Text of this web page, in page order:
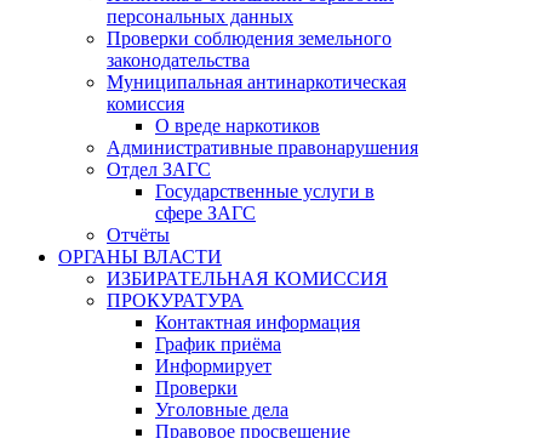
персональных данных
Проверки соблюдения земельного
законодательства
Муниципальная антинаркотическая
комиссия
О вреде наркотиков
Административные правонарушения
Отдел ЗАГС
Государственные услуги в
сфере ЗАГС
Отчёты
ОРГАНЫ ВЛАСТИ
ИЗБИРАТЕЛЬНАЯ КОМИССИЯ
ПРОКУРАТУРА
Контактная информация
График приёма
Информирует
Проверки
Уголовные дела
Правовое просвещение